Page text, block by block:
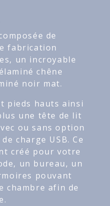
de
fabrication
un incroyable
chêne
noir mat.
pieds hauts ainsi
une tête de lit
ou sans option
charge USB. Ce
créé pour votre
un bureau, un
pouvant
chambre afin de